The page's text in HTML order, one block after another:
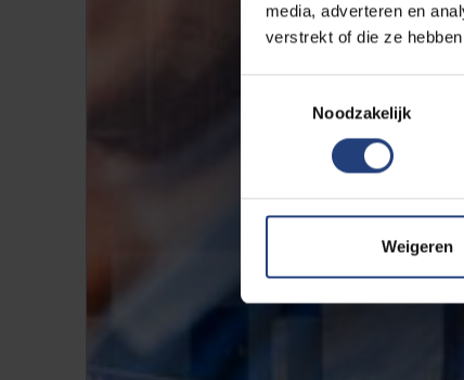
media, adverteren en
verstrekt of die ze
Noodzakelijk
Weigeren